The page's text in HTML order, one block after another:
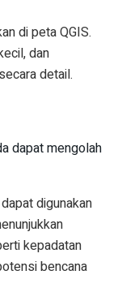
di peta QGIS.
dan
detail.
dapat mengolah
digunakan
kepadatan
bencana